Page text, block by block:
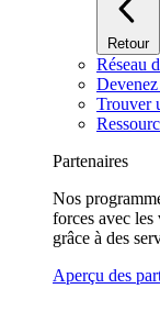
Retour
Réseau
Trouver
Partenaires
Nos
forces avec les
grâce à des
Aperçu des